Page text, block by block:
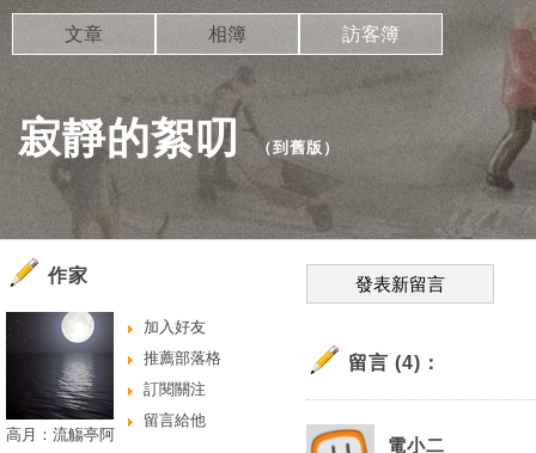
寂靜的絮叨 （到舊版 ）
文章 相簿 訪客簿
發表新留言
留言 (4)：
電小二
作家
加入好友
推薦部落格
訂閱關注
留言給他
高月：流觴亭阿